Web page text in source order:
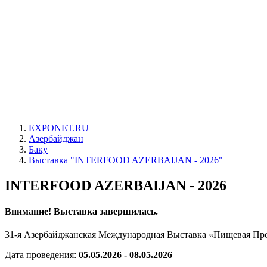
EXPONET.RU
Азербайджан
Баку
Выставка "INTERFOOD AZERBAIJAN - 2026"
INTERFOOD AZERBAIJAN - 2026
Внимание! Выставка завершилась.
31-я Азербайджанская Международная Выставка «Пищевая
Дата проведения: 05.05.2026 - 08.05.2026